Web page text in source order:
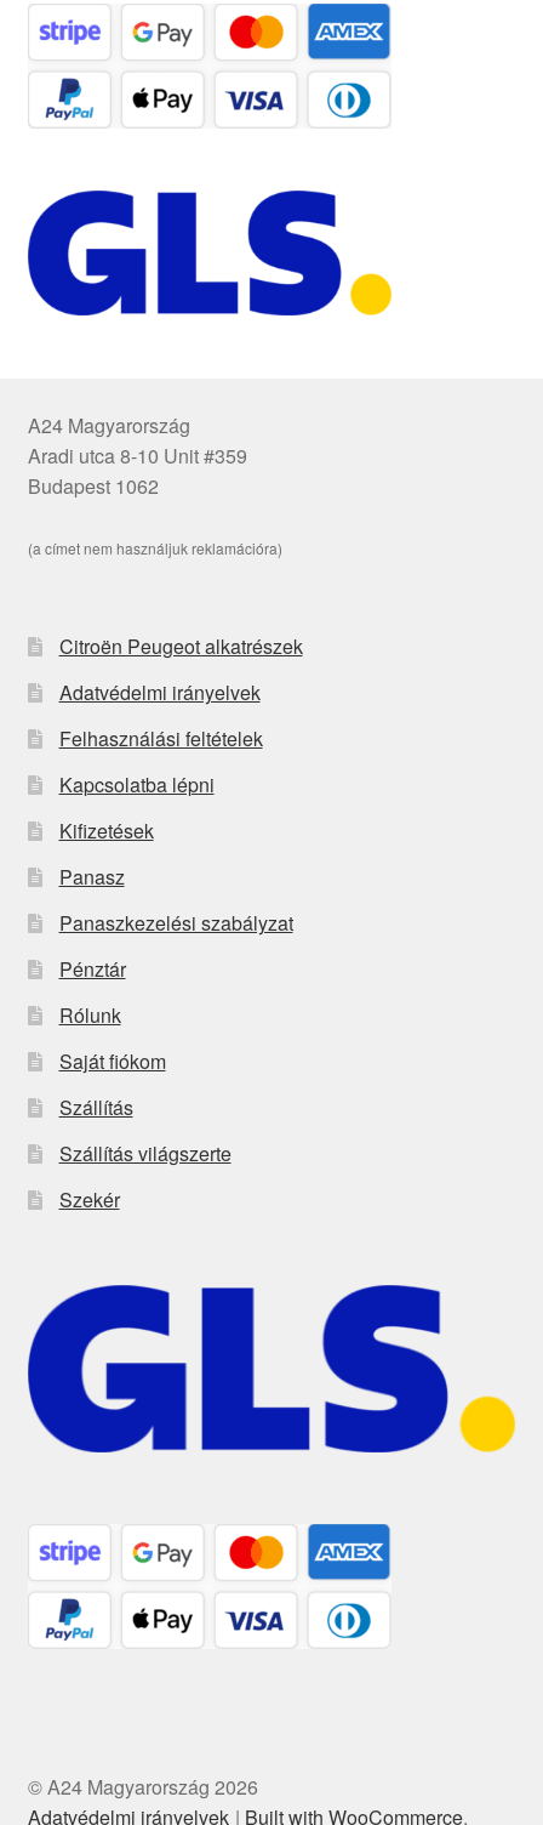
A24 Magyarország
Aradi utca 8-10 Unit #359
Budapest 1062
(a címet nem használjuk reklamációra)
Citroën Peugeot alkatrészek
Adatvédelmi irányelvek
Felhasználási feltételek
Kapcsolatba lépni
Kifizetések
Panasz
Panaszkezelési szabályzat
Pénztár
Rólunk
Saját fiókom
Szállítás
Szállítás világszerte
Szekér
© A24 Magyarország 2026
Adatvédelmi irányelvek
Built with WooCommerce.